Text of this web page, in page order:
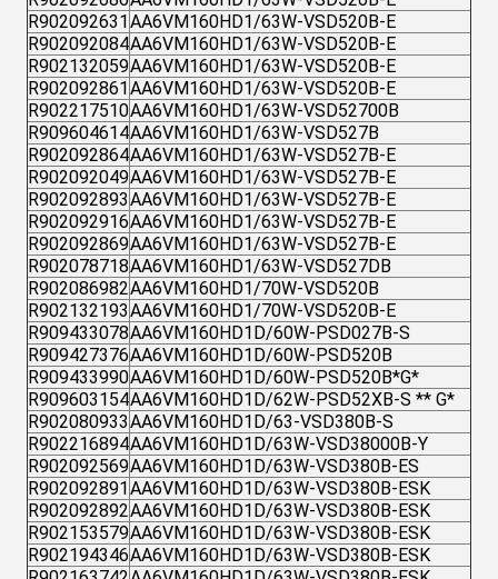
R902092631AA6VM160HD1/63W-VSD520B-E
R902092084AA6VM160HD1/63W-VSD520B-E
R902132059AA6VM160HD1/63W-VSD520B-E
R902092861AA6VM160HD1/63W-VSD520B-E
R902217510AA6VM160HD1/63W-VSD52700B
R909604614AA6VM160HD1/63W-VSD527B
R902092864AA6VM160HD1/63W-VSD527B-E
R902092049AA6VM160HD1/63W-VSD527B-E
R902092893AA6VM160HD1/63W-VSD527B-E
R902092916AA6VM160HD1/63W-VSD527B-E
R902092869AA6VM160HD1/63W-VSD527B-E
R902078718AA6VM160HD1/63W-VSD527DB
R902086982AA6VM160HD1/70W-VSD520B
R902132193AA6VM160HD1/70W-VSD520B-E
R909433078AA6VM160HD1D/60W-PSD027B-S
R909427376AA6VM160HD1D/60W-PSD520B
R909433990AA6VM160HD1D/60W-PSD520B*G*
R909603154AA6VM160HD1D/62W-PSD52XB-S ** G*
R902080933AA6VM160HD1D/63-VSD380B-S
R902216894AA6VM160HD1D/63W-VSD38000B-Y
R902092569AA6VM160HD1D/63W-VSD380B-ES
R902092891AA6VM160HD1D/63W-VSD380B-ESK
R902092892AA6VM160HD1D/63W-VSD380B-ESK
R902153579AA6VM160HD1D/63W-VSD380B-ESK
R902194346AA6VM160HD1D/63W-VSD380B-ESK